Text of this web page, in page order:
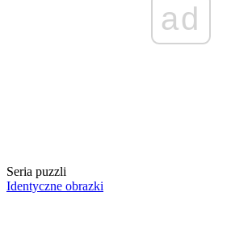
ad
Seria puzzli
Identyczne obrazki